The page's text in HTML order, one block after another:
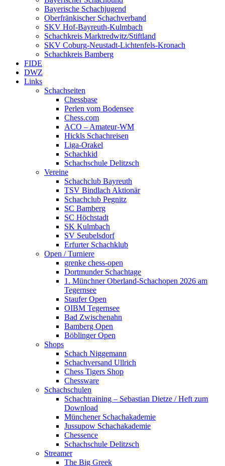
Bayerische Schachjugend
Oberfränkischer Schachverband
SKV Hof-Bayreuth-Kulmbach
Schachkreis Marktredwitz/Stiftland
SKV Coburg-Neustadt-Lichtenfels-Kronach
Schachkreis Bamberg
FIDE
DWZ
Links
Schachseiten
Chessbase
Perlen vom Bodensee
Chess.com
ACO – Amateur-WM
Hickls Schachreisen
Liga-Orakel
Schachkid
Schachschule Delitzsch
Vereine
Schachclub Bayreuth
TSV Bindlach Aktionär
Schachclub Pegnitz
SC Bamberg
SC Höchstadt
SK Kulmbach
SV Seubelsdorf
Erfurter Schachklub
Open / Turniere
grenke chess-open
Dortmunder Schachtage
1. Münchner Oberland-Schachopen 2026 am
Tegernsee
Staufer Open
OIBM Tegernsee
Bad Zwischenahn
Bamberg Open
Böblinger Open
Shops
Schach Niggemann
Schachversand Ullrich
Chess Tigers Shop
Chessware
Schachschulen
Schachtraining – Sebastian Dietze / Heft zum
Download
Münchener Schachakademie
Jussupow Schachakademie
Chessence
Schachschule Delitzsch
Streamer
The Big Greek